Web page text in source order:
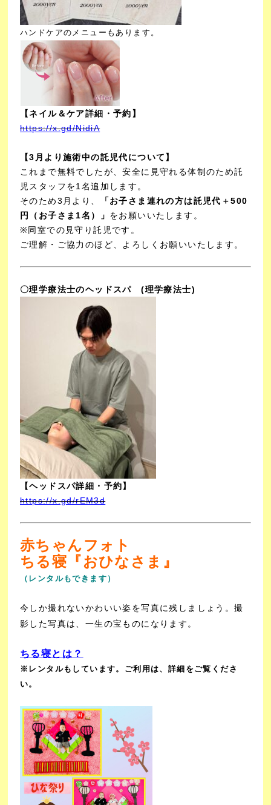
ハンドケアのメニューもあります。
【ネイル＆ケア詳細・予約】
https://x.gd/NidiA
【3月より施術中の託児代について】
これまで無料でしたが、安全に見守れる体制のため託
児スタッフを1名追加します。
そのため3月より、 「お子さま連れの方は託児代＋500
円（お子さま1名）」 をお願いいたします。
※同室での見守り託児です。
ご理解・ご協力のほど、よろしくお願いいたします。
〇理学療法士のヘッドスパ(理学療法士)
【ヘッドスパ詳細・予約】
https://x.gd/rEM3d
赤ちゃんフォト
ちる寝『おひなさま』
（レンタルもできます）
今しか撮れないかわいい姿を写真に残しましょう。撮
影した写真は、一生の宝ものになります。
ちる寝とは？
※レンタルもしています。ご利用は、詳細をご覧くださ
い。